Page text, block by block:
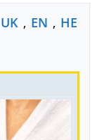
UK , EN , HE